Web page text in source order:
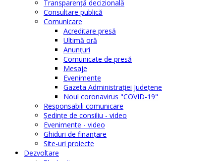
Transparenţă decizională
Consultare publică
Comunicare
Acreditare presă
Ultimă oră
Anunţuri
Comunicate de presă
Mesaje
Evenimente
Gazeta Administraţiei Judeţene
Noul coronavirus "COVID-19"
Responsabili comunicare
Şedinţe de consiliu - video
Evenimente - video
Ghiduri de finanţare
Site-uri proiecte
Dezvoltare